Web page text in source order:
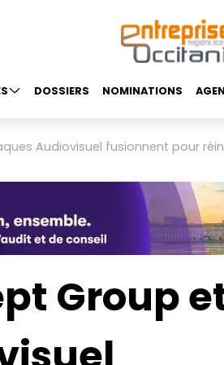
DOSSIERS NOMINATIONS
Audiovisuel fusionnent pour
Group